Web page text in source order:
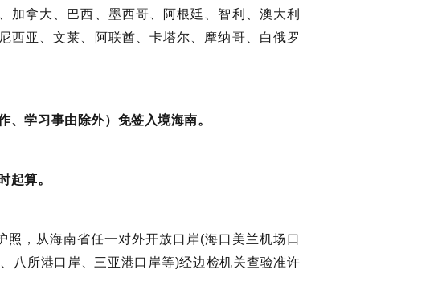
加拿大、巴西、墨西哥、阿根廷、智利、澳大利
西亚、文莱、阿联酋、卡塔尔、摩纳哥、白俄罗
学习事由除外）免签入境海南。
起算。
照，从海南省任一对外开放口岸(海口美兰机场口
八所港口岸、三亚港口岸等)经边检机关查验准许